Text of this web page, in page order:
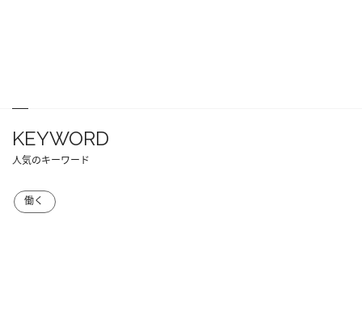
KEYWORD
人気のキーワード
働く